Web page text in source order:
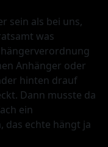
sein als bei uns,
was
Anhänger oder
hinten drauf
Dann musste da
ein
das echte hängt ja